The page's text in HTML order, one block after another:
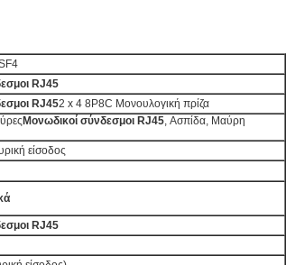
RJ45
RJ452 x 4 8P8C Μονουλογική πρίζα
Μονωδικοί σύνδεσμοι RJ45, Ασπίδα, Μαύρη
είσοδος
RJ45